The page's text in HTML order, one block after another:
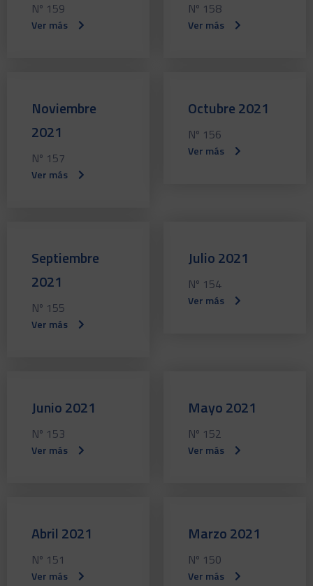
Nº 159
Ver más
Nº 158
Ver más
Noviembre
2021
Nº 157
Ver más
Octubre 2021
Nº 156
Ver más
Septiembre
2021
Nº 155
Ver más
Julio 2021
Nº 154
Ver más
Junio 2021
Nº 153
Ver más
Mayo 2021
Nº 152
Ver más
Abril 2021
Nº 151
Ver más
Marzo 2021
Nº 150
Ver más